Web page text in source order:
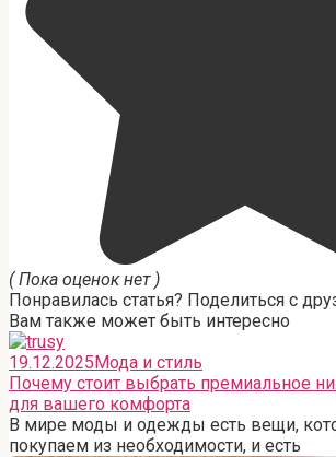
( Пока оценок нет )
Понравилась статья? Поделиться с
Вам также может быть интересно
19.12.2025Мода и стиль
Почему стоит выбрать премиальное
для вашего комфорта
В мире моды и одежды есть вещи,
покупаем из необходимости, и есть